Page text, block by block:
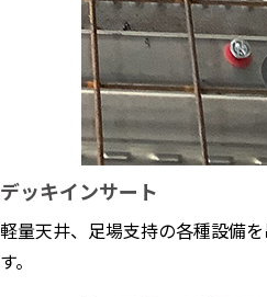
デッキインサート
軽量天井、足場支持の各種設備
す。